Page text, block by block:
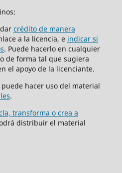
crédito de manera
a la licencia, e indicar si
. Puede hacerlo en cualquier
de forma tal que sugiera
el apoyo de la licenciante.
hacer uso del material
.
transforma o crea a
distribuir el material